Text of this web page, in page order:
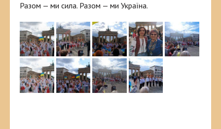
Разом — ми сила. Разом — ми Україна.